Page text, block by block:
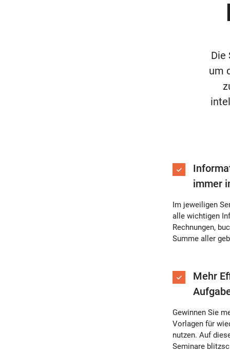
Die
um
immer
Im jeweiligen
alle wichtigen
Rechnungen,
Summe aller
Mehr
Gewinnen Sie
Vorlagen für
nutzen. Auf
Seminare